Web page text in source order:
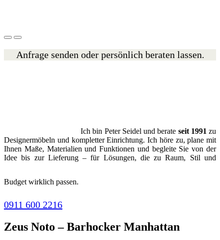
Anfrage senden oder persönlich beraten lassen.
Ich bin Peter Seidel und berate seit 1991 zu
Designermöbeln und kompletter Einrichtung. Ich höre zu, plane mit
Ihnen Maße, Materialien und Funktionen und begleite Sie von der
Idee bis zur Lieferung – für Lösungen, die zu Raum, Stil und
Budget wirklich passen.
0911 600 2216
Zeus Noto – Barhocker Manhattan